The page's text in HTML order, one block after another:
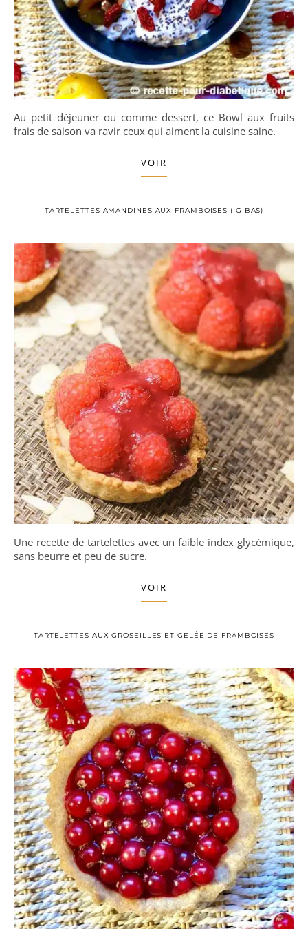
Au petit déjeuner ou comme dessert, ce Bowl aux fruits
frais de saison va ravir ceux qui aiment la cuisine saine.
VOIR
TARTELETTES AMANDINES AUX FRAMBOISES (IG BAS)
Une recette de tartelettes avec un faible index glycémique,
sans beurre et peu de sucre.
VOIR
TARTELETTES AUX GROSEILLES ET GELÉE DE FRAMBOISES